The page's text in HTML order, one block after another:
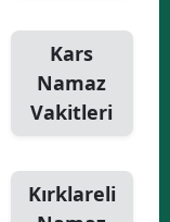
Kars
Namaz
Vakitleri
Kırklareli